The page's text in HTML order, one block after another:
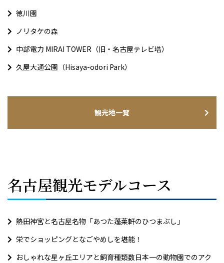
徳川園
ノリタケの森
中部電力 MIRAI TOWER（旧・名古屋テレビ塔）
久屋大通公園（Hisaya-odori Park）
観光地一覧
名古屋観光モデルコース
熱田神宮と名古屋名物「あつた蓬莱軒のひつまぶし」
栄でショッピングとなごやめしを堪能！
おしゃれな星ヶ丘エリアと飼育種類数日本一の動物園でのアク